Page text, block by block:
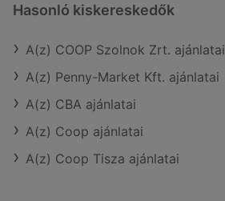
Hasonló kiskereskedők
A(z) COOP Szolnok Zrt. ajánlatai
A(z) Penny-Market Kft. ajánlatai
A(z) CBA ajánlatai
A(z) Coop ajánlatai
A(z) Coop Tisza ajánlatai